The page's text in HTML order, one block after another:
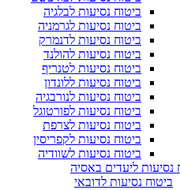
ביטוח נסיעות לבלגיה
ביטוח נסיעות לגרמניה
ביטוח נסיעות לדנמרק
ביטוח נסיעות להולנד
ביטוח נסיעות לטנריף
ביטוח נסיעות ללונדון
ביטוח נסיעות לנורבגיה
ביטוח נסיעות לפורטוגל
ביטוח נסיעות לצרפת
ביטוח נסיעות לקפריסין
ביטוח נסיעות לשוודיה
נסיעות ליעדים באסיה
ביטוח נסיעות לדובאי